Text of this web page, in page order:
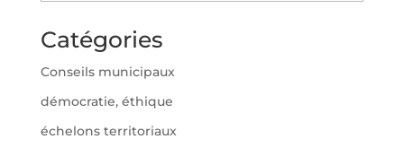
Catégories
Conseils municipaux
démocratie, éthique
échelons territoriaux